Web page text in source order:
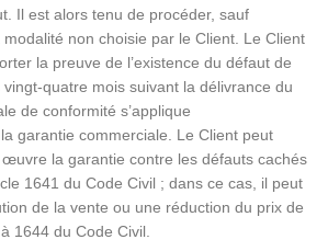
Il est alors tenu de procéder, sauf
non choisie par le Client. Le Client
la preuve de l’existence du défaut de
quatre mois suivant la délivrance du
de conformité s’applique
garantie commerciale. Le Client peut
la garantie contre les défauts cachés
1641 du Code Civil ; dans ce cas, il peut
de la vente ou une réduction du prix de
1644 du Code Civil.